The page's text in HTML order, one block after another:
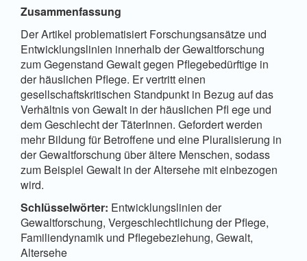
Zusammenfassung
Der Artikel problematisiert Forschungsansätze und
Entwicklungslinien innerhalb der Gewaltforschung
zum Gegenstand Gewalt gegen Pflegebedürftige in
der häuslichen Pflege. Er vertritt einen
gesellschaftskritischen Standpunkt in Bezug auf das
Verhältnis von Gewalt in der häuslichen Pfl ege und
dem Geschlecht der TäterInnen. Gefordert werden
mehr Bildung für Betroffene und eine Pluralisierung in
der Gewaltforschung über ältere Menschen, sodass
zum Beispiel Gewalt in der Altersehe mit einbezogen
wird.
Schlüsselwörter: Entwicklungslinien der
Gewaltforschung, Vergeschlechtlichung der Pflege,
Familiendynamik und Pflegebeziehung, Gewalt,
Altersehe